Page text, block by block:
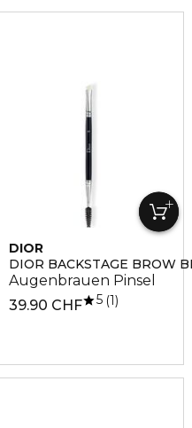
DIOR
DIOR BACKSTAGE BROW
Augenbrauen Pinsel
39.90 CHF
5 1